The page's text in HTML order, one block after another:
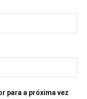
para a próxima vez